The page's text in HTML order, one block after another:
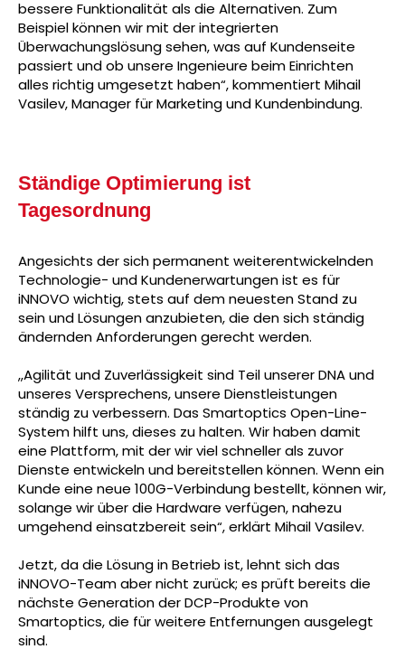
bessere Funktionalität als die Alternativen. Zum
Beispiel können wir mit der integrierten
Überwachungslösung sehen, was auf Kundenseite
passiert und ob unsere Ingenieure beim Einrichten
alles richtig umgesetzt haben“, kommentiert Mihail
Vasilev, Manager für Marketing und Kundenbindung.
Ständige Optimierung ist
Tagesordnung
Angesichts der sich permanent weiterentwickelnden
Technologie- und Kundenerwartungen ist es für
iNNOVO wichtig, stets auf dem neuesten Stand zu
sein und Lösungen anzubieten, die den sich ständig
ändernden Anforderungen gerecht werden.
„Agilität und Zuverlässigkeit sind Teil unserer DNA und
unseres Versprechens, unsere Dienstleistungen
ständig zu verbessern. Das Smartoptics Open-Line-
System hilft uns, dieses zu halten. Wir haben damit
eine Plattform, mit der wir viel schneller als zuvor
Dienste entwickeln und bereitstellen können. Wenn ein
Kunde eine neue 100G-Verbindung bestellt, können wir,
solange wir über die Hardware verfügen, nahezu
umgehend einsatzbereit sein“, erklärt Mihail Vasilev.
Jetzt, da die Lösung in Betrieb ist, lehnt sich das
iNNOVO-Team aber nicht zurück; es prüft bereits die
nächste Generation der DCP-Produkte von
Smartoptics, die für weitere Entfernungen ausgelegt
sind.